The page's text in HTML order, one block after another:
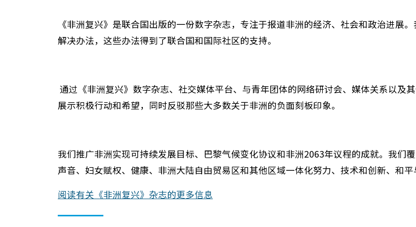
《非洲复兴》是联合国出版的一份数字杂志，专注于报道非洲的经济、社会和政治进展
解决办法，这些办法得到了联合国和国际社区的支持。
通过《非洲复兴》数字杂志、社交媒体平台、与青年团体的网络研讨会、媒体关系以及
展示积极行动和希望，同时反驳那些大多数关于非洲的负面刻板印象。
我们推广非洲实现可持续发展目标、巴黎气候变化协议和非洲2063年议程的成就。我们
声音、妇女赋权、健康、非洲大陆自由贸易区和其他区域一体化努力、技术和创新、和平
阅读有关《非洲复兴》杂志的更多信息